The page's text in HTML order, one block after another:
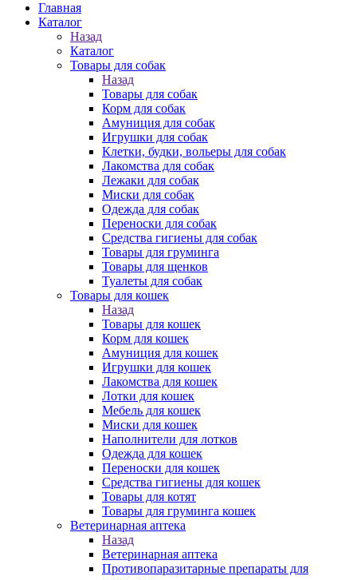
Главная
Каталог
Назад
Каталог
Товары для собак
Назад
Товары для собак
Корм для собак
Амуниция для собак
Игрушки для собак
Клетки, будки, вольеры для собак
Лакомства для собак
Лежаки для собак
Миски для собак
Одежда для собак
Переноски для собак
Средства гигиены для собак
Товары для груминга
Товары для щенков
Туалеты для собак
Товары для кошек
Назад
Товары для кошек
Корм для кошек
Амуниция для кошек
Игрушки для кошек
Лакомства для кошек
Лотки для кошек
Мебель для кошек
Миски для кошек
Наполнители для лотков
Одежда для кошек
Переноски для кошек
Средства гигиены для кошек
Товары для котят
Товары для груминга кошек
Ветеринарная аптека
Назад
Ветеринарная аптека
Противопаразитарные препараты для